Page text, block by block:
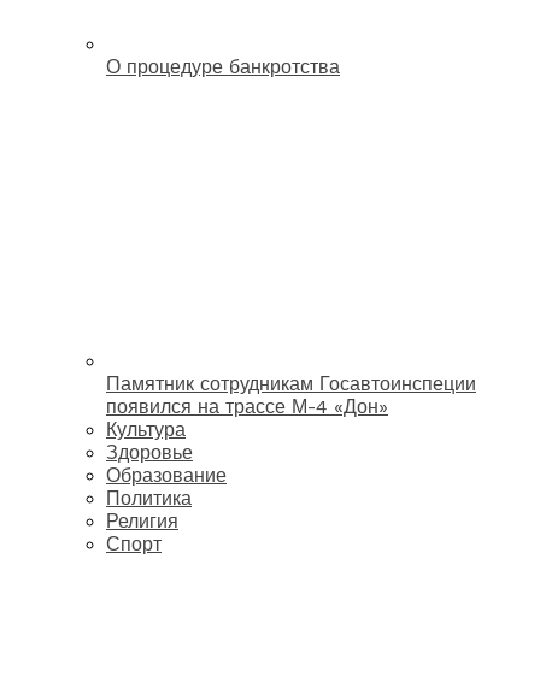
О процедуре банкротства
Памятник сотрудникам Госавтоинспеции
появился на трассе М-4 «Дон»
Культура
Здоровье
Образование
Политика
Религия
Спорт